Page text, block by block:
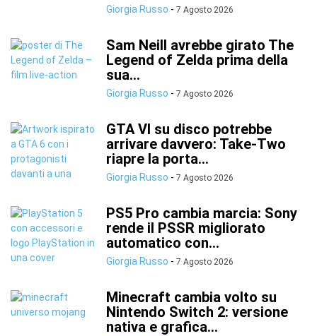
Giorgia Russo - 7 Agosto 2026
Sam Neill avrebbe girato The
Legend of Zelda prima della
sua...
Giorgia Russo - 7 Agosto 2026
GTA VI su disco potrebbe
arrivare davvero: Take-Two
riapre la porta...
Giorgia Russo - 7 Agosto 2026
PS5 Pro cambia marcia: Sony
rende il PSSR migliorato
automatico con...
Giorgia Russo - 7 Agosto 2026
Minecraft cambia volto su
Nintendo Switch 2: versione
nativa e grafica...